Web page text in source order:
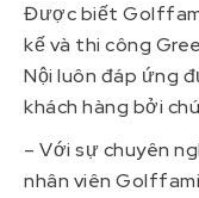
Được biết
kế và thi công
Nội luôn đáp ứng
khách hàng bởi
– Với sự chuyên
nhân viên